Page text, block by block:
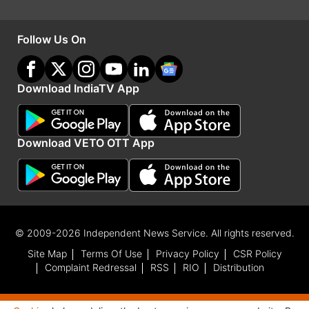
एडन माक्ररम ने लगाया दमदार शतक
टेम्बा बावुमा ने मांसपेशियों में खिंचाव के बावजूद बल्लेबाजी
जारी रखते हुए 66 रन की जुझारू पारी खेली और शतकवीर
एडन माक्ररम (136) के साथ तीसरे विकेट के लिए 147 रन
की साझेदारी कर जीत की नींव रखी। एडन ने 136 रन
हमारे लिए एकजुट होने का अवसर है।
Follow Us On
Download IndiaTV App
Download VETO OTT App
© 2009-2026 Independent News Service. All rights reserved.
Site Map
Terms Of Use Privacy Policy
CSR Policy
Complaint Redressal
RSS RIO Distribution